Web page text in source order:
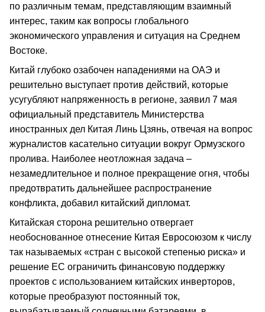
по различным темам, представляющим взаимный
интерес, таким как вопросы глобального
экономического управления и ситуация на Среднем
Востоке.
Китай глубоко озабочен нападениями на ОАЭ и
решительно выступает против действий, которые
усугубляют напряженность в регионе, заявил 7 мая
официальный представитель Министерства
иностранных дел Китая Линь Цзянь, отвечая на вопрос
журналистов касательно ситуации вокруг Ормузского
пролива. Наиболее неотложная задача –
незамедлительное и полное прекращение огня, чтобы
предотвратить дальнейшее распространение
конфликта, добавил китайский дипломат.
Китайская сторона решительно отвергает
необоснованное отнесение Китая Евросоюзом к числу
так называемых «стран с высокой степенью риска» и
решение ЕС ограничить финансовую поддержку
проектов с использованием китайских инверторов,
которые преобразуют постоянный ток,